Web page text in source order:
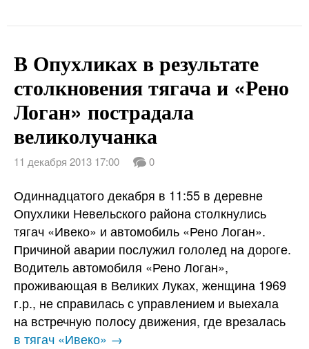
В Опухликах в результате
столкновения тягача и «Рено
Логан» пострадала
великолучанка
11 декабря 2013 17:00 0
Одиннадцатого декабря в 11:55 в деревне
Опухлики Невельского района столкнулись
тягач «Ивеко» и автомобиль «Рено Логан».
Причиной аварии послужил гололед на дороге.
Водитель автомобиля «Рено Логан»,
проживающая в Великих Луках, женщина 1969
г.р., не справилась с управлением и выехала
на встречную полосу движения, где врезалась
в тягач «Ивеко» →